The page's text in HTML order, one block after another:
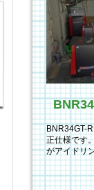
BNR34GT-
正仕様です
がアイドリ
所、V-Pro